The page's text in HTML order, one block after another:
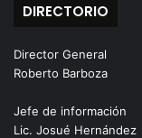
DIRECTORIO
Director General
Roberto Barboza
Jefe de información
Lic. Josué Hernández